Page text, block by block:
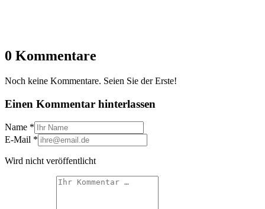
0 Kommentare
Noch keine Kommentare. Seien Sie der Erste!
Einen Kommentar hinterlassen
Name *
E-Mail *
Wird nicht veröffentlicht